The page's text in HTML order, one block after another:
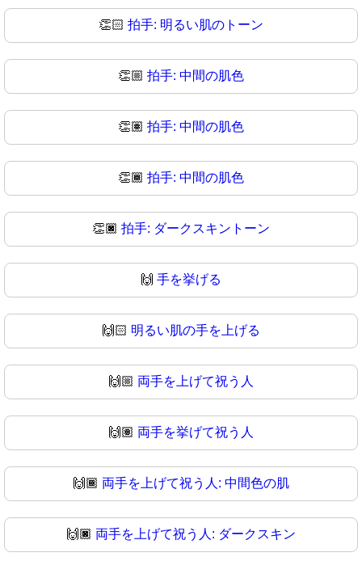
👏🏻 拍手: 明るい肌のトーン
👏🏼 拍手: 中間の肌色
👏🏽 拍手: 中間の肌色
👏🏾 拍手: 中間の肌色
👏🏿 拍手: ダークスキントーン
🙌 手を挙げる
🙌🏻 明るい肌の手を上げる
🙌🏼 両手を上げて祝う人
🙌🏽 両手を挙げて祝う人
🙌🏾 両手を上げて祝う人: 中間色の肌
🙌🏿 両手を上げて祝う人: ダークスキン